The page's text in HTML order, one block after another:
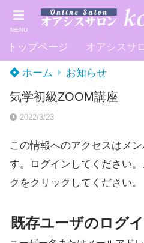
MENU
トップページ オアシスサ
ホーム お知らせ
気学初級ZOOM講座
2022/3/23
この情報へのアクセスはメ
す。ログインしてください
クをクリックしてください。
既存ユーザのログ